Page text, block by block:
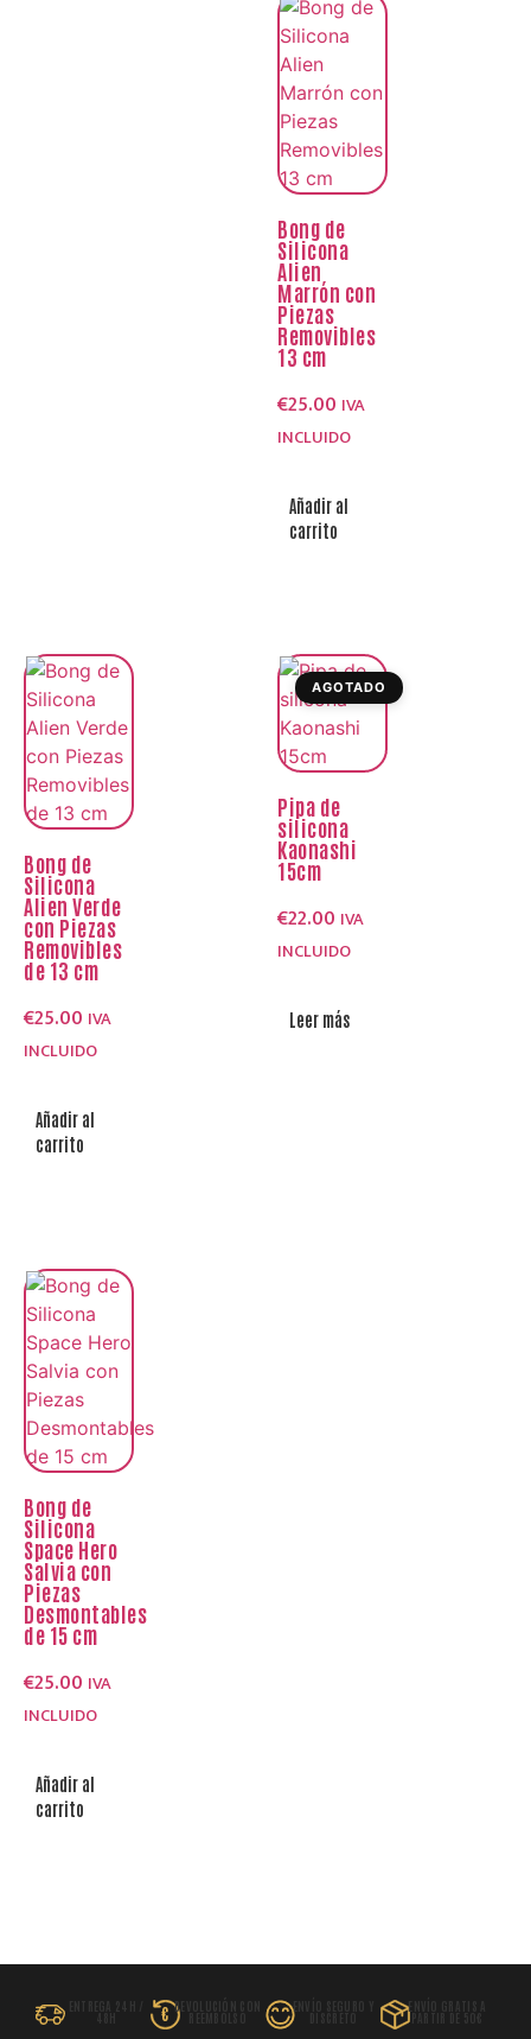
Bong de
Silicona
Alien
Marrón con
Piezas
Removibles
13 cm
€25.00 IVA
INCLUIDO
Añadir al
carrito
Bong de
Silicona
Alien Verde
con Piezas
Removibles
de 13 cm
€25.00 IVA
INCLUIDO
Añadir al
carrito
AGOTADO
Pipa de
silicona
Kaonashi
15cm
€22.00 IVA
INCLUIDO
Leer más
Bong de
Silicona
Space Hero
Salvia con
Piezas
Desmontables
de 15 cm
€25.00 IVA
INCLUIDO
Añadir al
carrito
ENTREGA 24H / € DEVOLUCIÓN CON ENVÍO SEGURO Y ENVÍO GRATIS A
PARTIR DE 50€